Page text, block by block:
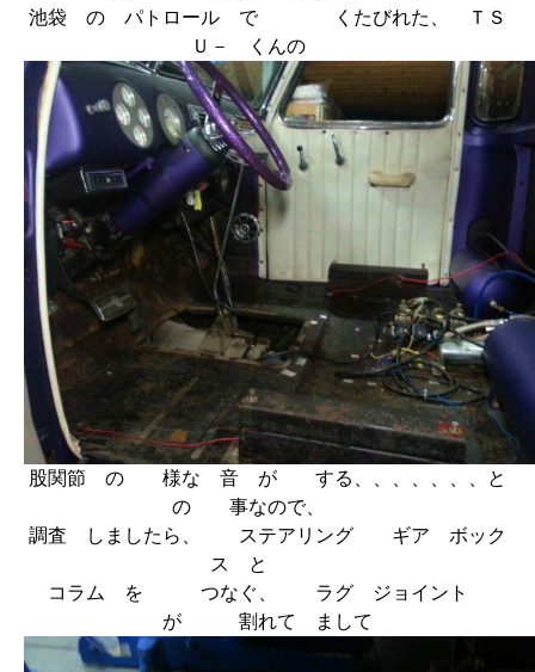
池袋 の パトロール で くたびれた、 ＴＳ
Ｕ－ くんの
股関節 の 様な 音 が する、、、、、、、と
の 事なので、
調査 しましたら、 ステアリング ギア ボック
ス と
コラム を つなぐ、 ラグ ジョイント
が 割れて まして